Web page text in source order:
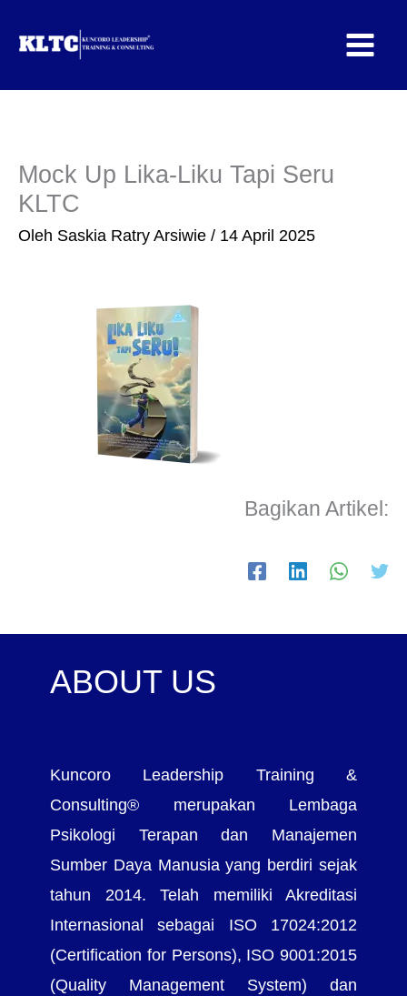
Mock Up Lika-Liku Tapi Seru
KLTC
Oleh Saskia Ratry Arsiwie / 14 April 2025
Bagikan Artikel:
ABOUT US
Kuncoro Leadership Training &
Consulting® merupakan Lembaga
Psikologi Terapan dan Manajemen
Sumber Daya Manusia yang berdiri sejak
tahun 2014. Telah memiliki Akreditasi
Internasional sebagai ISO 17024:2012
(Certification for Persons), ISO 9001:2015
(Quality Management System) dan